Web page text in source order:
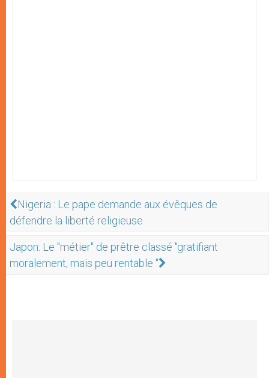
Nigeria : Le pape demande aux évêques de
défendre la liberté religieuse
Japon: Le "métier" de prêtre classé "gratifiant
moralement, mais peu rentable "